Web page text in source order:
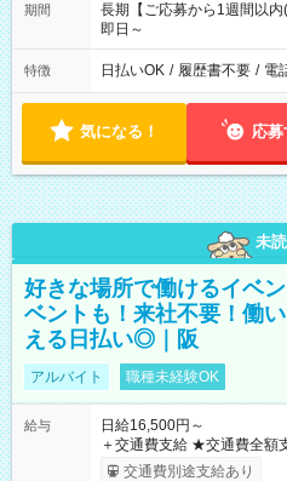
期間
長期【ご応募から1週間以内
即日～
特徴 日払いOK / 履歴書不要 / 電
気になる！ 応募
未読
好きな場所で働けるイベ
ベントも！来社不要！働
える日払い◎｜阪
アルバイト 職種未経験OK
給与
日給16,500円～
＋交通費支給 ★交通費全額支給！ ★日払いOK！（規定あり） ┗
働いたその日に現金GET♪
交通費別途支給あり